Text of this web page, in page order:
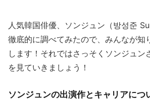
人気韓国俳優、ソンジュン（방성준
徹底的に調べてみたので、みんなが知
します！それではさっそくソンジュン
を見ていきましょう！
ソンジュンの出演作とキャリアにつ